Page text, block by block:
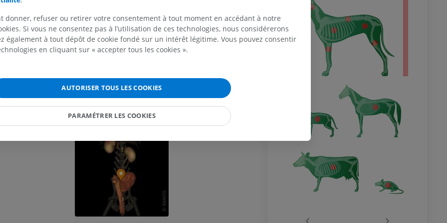
PREMIUM
Cheval - Ostéologie
TDM
Cheval - Myologie
GRATUIT
donner, refuser ou retirer votre consentement à tout moment en accédant à notre
Si vous ne consentez pas à l’utilisation de ces technologies, nous considérerons
également à tout dépôt de cookie fondé sur un intérêt légitime. Vous pouvez consentir
en cliquant sur « accepter tous les cookies ».
AUTORISER TOUS LES COOKIES
PARAMÉTRER LES COOKIES